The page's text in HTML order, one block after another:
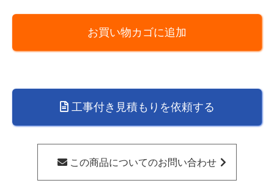
フ
FY-
※
お買い物カゴに追加
工事付き見積もりを依頼する
この商品についてのお問い合わせ